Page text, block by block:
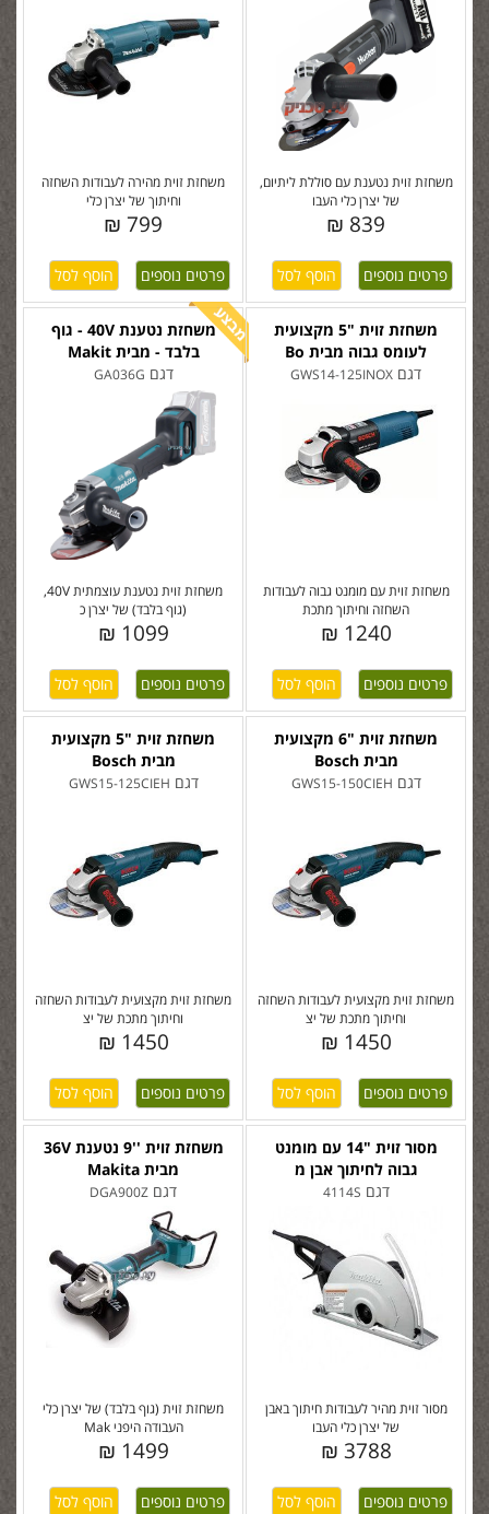
משחזת זוית מהירה לעבודות השחזה
וחיתוך של יצרן כלי
799 ₪
פרטים נוספים
משחזת זוית נטענת עם סוללת ליתיום,
של יצרן כלי העבו
839 ₪
פרטים נוספים
משחזת נטענת 40V - גוף
בלבד - מבית Makit
דגם GA036G
משחזת זוית נטענת עוצמתית 40V,
(גוף בלבד) של יצרן כ
1099 ₪
פרטים נוספים
משחזת זוית "5 מקצועית
לעומס גבוה מבית Bo
דגם GWS14-125INOX
משחזת זוית עם מומנט גבוה לעבודות
השחזה וחיתוך מתכת
1240 ₪
פרטים נוספים
משחזת זוית "5 מקצועית
מבית Bosch
דגם GWS15-125CIEH
משחזת זוית מקצועית לעבודות השחזה
וחיתוך מתכת של יצ
1450 ₪
פרטים נוספים
משחזת זוית "6 מקצועית
מבית Bosch
דגם GWS15-150CIEH
משחזת זוית מקצועית לעבודות השחזה
וחיתוך מתכת של יצ
1450 ₪
פרטים נוספים
משחזת זוית ''9 נטענת 36V
מבית Makita
דגם DGA900Z
משחזת זוית (גוף בלבד) של יצרן כלי
העבודה היפני Mak
1499 ₪
פרטים נוספים
מסור זוית "14 עם מומנט
גבוה לחיתוך אבן מ
דגם 4114S
מסור זוית מהיר לעבודות חיתוך באבן
של יצרן כלי העבו
3788 ₪
פרטים נוספים